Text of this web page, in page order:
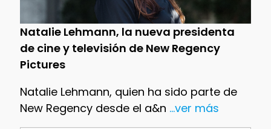
Natalie Lehmann, la nueva presidenta
de cine y televisión de New Regency
Pictures
Natalie Lehmann, quien ha sido parte de
New Regency desde el a&n ...ver más